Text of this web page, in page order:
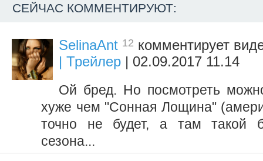
СЕЙЧАС КОММЕНТИРУЮТ:
SelinaAnt 12 комментирует
| Трейлер | 02.09.2017 11.14
Ой бред. Но посмотреть
хуже чем "Сонная Лощина"
точно не будет, а там такой
сезона...